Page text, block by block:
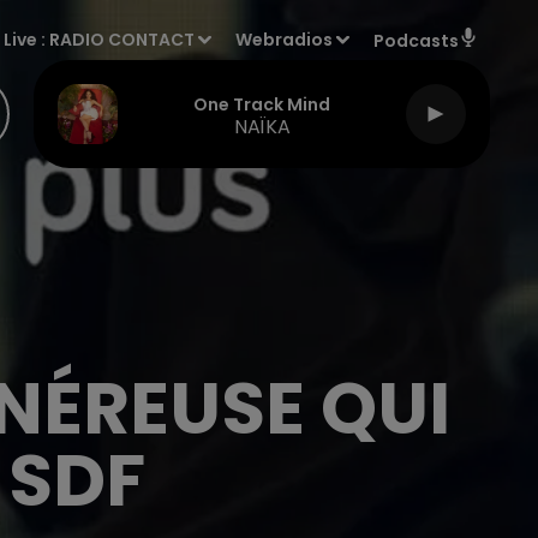
Live : RADIO CONTACT Webradios Podcasts
One Track Mind
NAÏKA
QUI